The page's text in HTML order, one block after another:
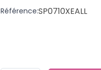
Référence:SP0710XEALL